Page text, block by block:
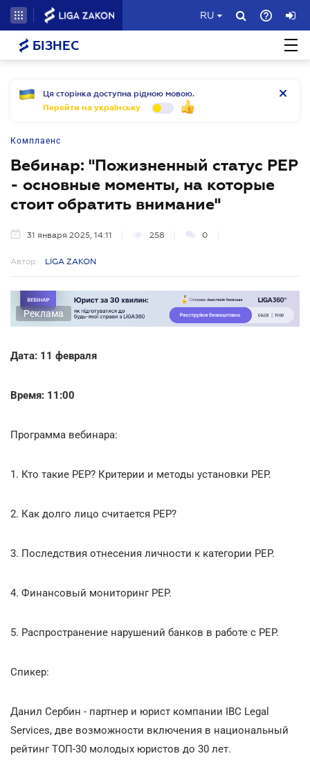
RU
БІЗНЕС
Ця сторінка доступна рідною мовою.
Перейти на українську
Комплаенс
Вебинар: "Пожизненный статус PEP
- основные моменты, на которые
стоит обратить внимание"
31 января 2025, 14:11 258 0
Автор: LIGA ZAKON
Реклама
Дата: 11 февраля
Время: 11:00
Программа вебинара:
1. Кто такие PEP? Критерии и методы установки PEP.
2. Как долго лицо считается PEP?
3. Последствия отнесения личности к категории PEP.
4. Финансовый мониторинг PEP.
5. Распространение нарушений банков в работе с PEP.
Спикер:
Данил Сербин - партнер и юрист компании IBC Legal
Services, две возможности включения в национальный
рейтинг ТОП-30 молодых юристов до 30 лет.